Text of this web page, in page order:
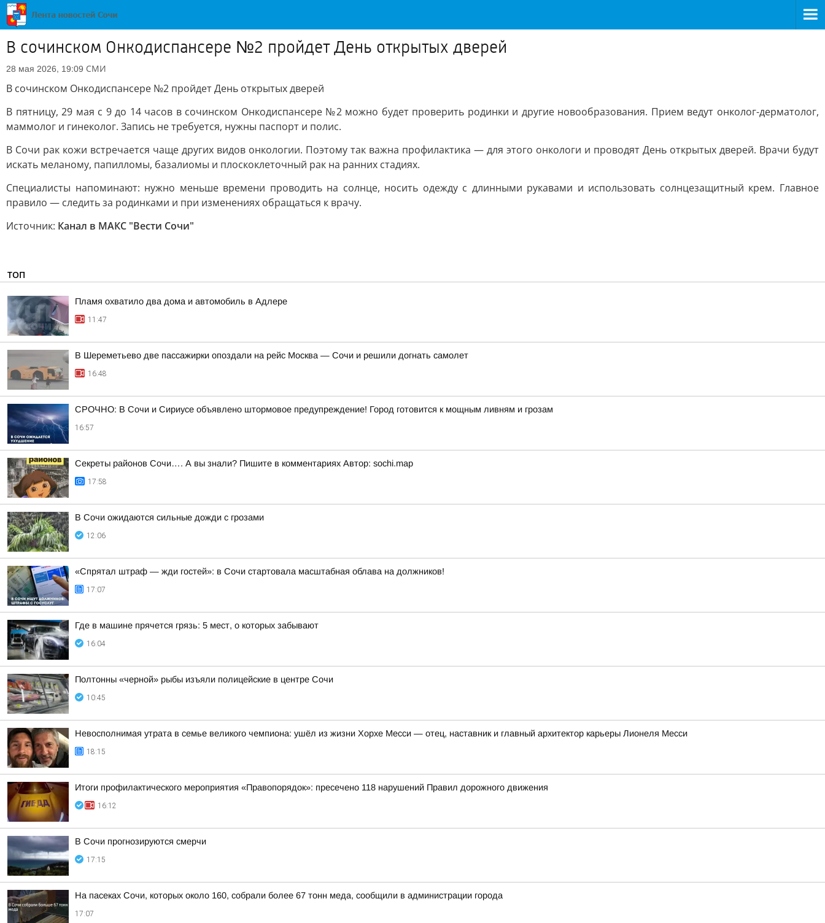
В сочинском Онкодиспансере №2 пройдет День открытых дверей
28 мая 2026, 19:09 СМИ
В сочинском Онкодиспансере №2 пройдет День открытых дверей
В пятницу, 29 мая с 9 до 14 часов в сочинском Онкодиспансере №2 можно будет проверить родинки и другие новообразования. Прием ведут онколог-дерматолог,
маммолог и гинеколог. Запись не требуется, нужны паспорт и полис.
В Сочи рак кожи встречается чаще других видов онкологии. Поэтому так важна профилактика — для этого онкологи и проводят День открытых дверей. Врачи будут
искать меланому, папилломы, базалиомы и плоскоклеточный рак на ранних стадиях.
Специалисты напоминают: нужно меньше времени проводить на солнце, носить одежду с длинными рукавами и использовать солнцезащитный крем. Главное
правило — следить за родинками и при изменениях обращаться к врачу.
Источник: Канал в МАКС "Вести Сочи"
ТОП
Пламя охватило два дома и автомобиль в Адлере
11:47
В Шереметьево две пассажирки опоздали на рейс Москва — Сочи и решили догнать самолет
16:48
СРОЧНО: В Сочи и Сириусе объявлено штормовое предупреждение! Город готовится к мощным ливням и грозам
16:57
Секреты районов Сочи…. А вы знали? Пишите в комментариях Автор: sochi.map
17:58
В Сочи ожидаются сильные дожди с грозами
12:06
«Спрятал штраф — жди гостей»: в Сочи стартовала масштабная облава на должников!
17:07
Где в машине прячется грязь: 5 мест, о которых забывают
16:04
Полтонны «черной» рыбы изъяли полицейские в центре Сочи
10:45
Невосполнимая утрата в семье великого чемпиона: ушёл из жизни Хорхе Месси — отец, наставник и главный архитектор карьеры Лионеля Месси
18:15
Итоги профилактического мероприятия «Правопорядок»: пресечено 118 нарушений Правил дорожного движения
16:12
В Сочи прогнозируются смерчи
17:15
На пасеках Сочи, которых около 160, собрали более 67 тонн меда, сообщили в администрации города
17:07